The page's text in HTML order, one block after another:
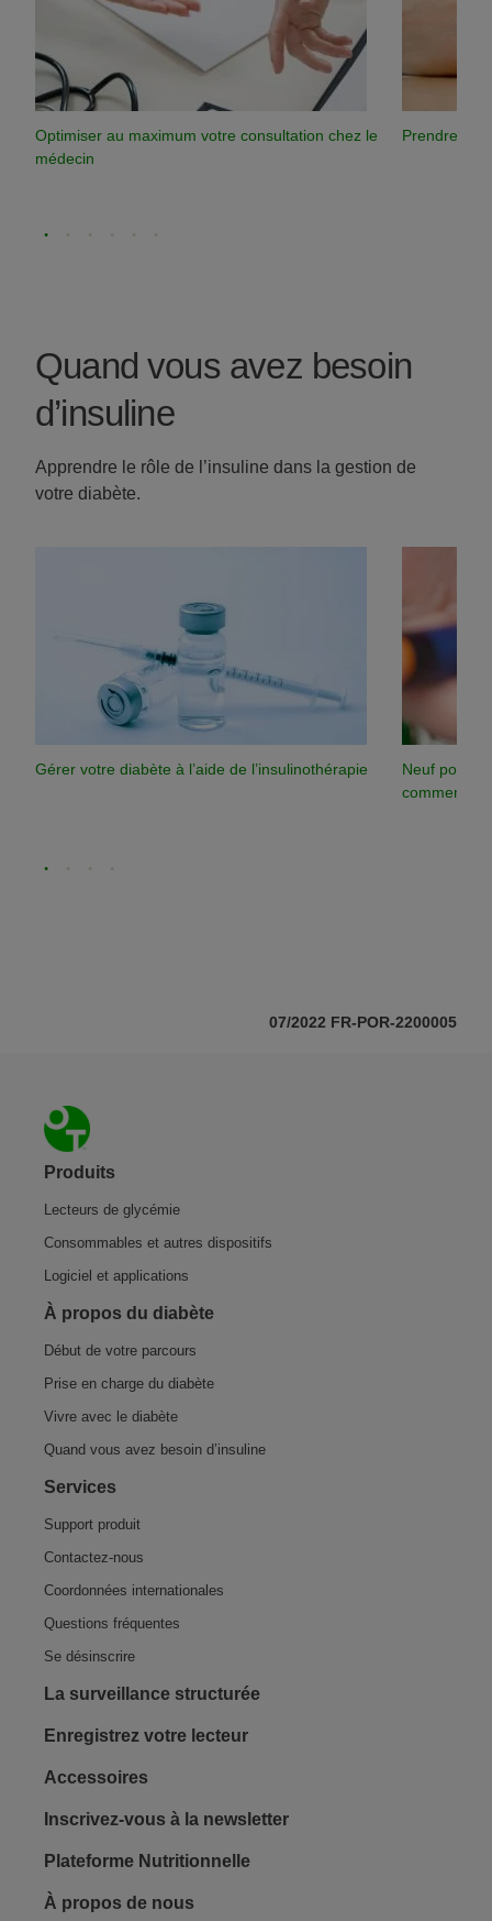
Optimiser au maximum votre consultation chez le
médecin
Prendre
Quand vous avez besoin
d’insuline
Apprendre le rôle de l’insuline dans la gestion de
votre diabète.
Gérer votre diabète à l’aide de l’insulinothérapie
Neuf points
commencez
07/2022 FR-POR-2200005
Pied de page
Produits
Lecteurs de glycémie
Consommables et autres dispositifs
Logiciel et applications
À propos du diabète
Début de votre parcours
Prise en charge du diabète
Vivre avec le diabète
Quand vous avez besoin d’insuline
Services
Support produit
Contactez-nous
Coordonnées internationales
Questions fréquentes
Se désinscrire
La surveillance structurée
Enregistrez votre lecteur
Accessoires
Inscrivez-vous à la newsletter
Plateforme Nutritionnelle
Footer - Social
À propos de nous